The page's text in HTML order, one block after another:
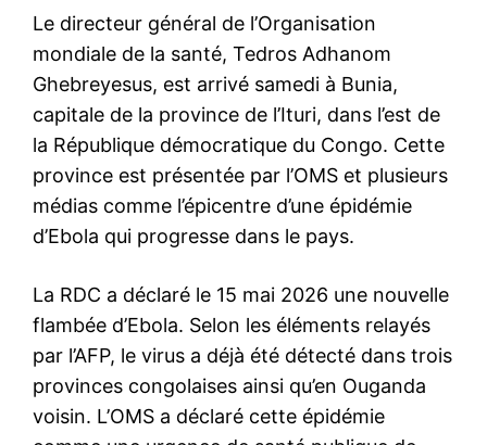
Le directeur général de l’Organisation
mondiale de la santé, Tedros Adhanom
Ghebreyesus, est arrivé samedi à Bunia,
capitale de la province de l’Ituri, dans l’est de
la République démocratique du Congo. Cette
province est présentée par l’OMS et plusieurs
médias comme l’épicentre d’une épidémie
d’Ebola qui progresse dans le pays.
La RDC a déclaré le 15 mai 2026 une nouvelle
flambée d’Ebola. Selon les éléments relayés
par l’AFP, le virus a déjà été détecté dans trois
provinces congolaises ainsi qu’en Ouganda
voisin. L’OMS a déclaré cette épidémie